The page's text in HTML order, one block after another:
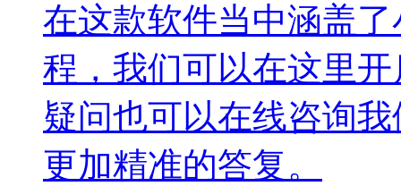
在这款软件当中涵盖
程，我们可以在这里
疑问也可以在线咨询
更加精准的答复。